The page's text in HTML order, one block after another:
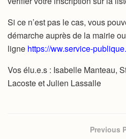
Si ce n’est pas le cas, vous
démarche auprès de la mairie
ligne https://ww.service-
Vos élu.e.s : Isabelle Manteau,
Lacoste et Julien Lassalle
Previous